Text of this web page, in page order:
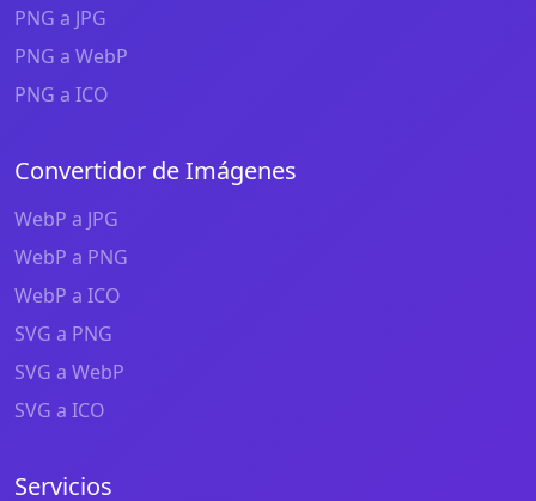
PNG a JPG
PNG a WebP
PNG a ICO
Convertidor de Imágenes
WebP a JPG
WebP a PNG
WebP a ICO
SVG a PNG
SVG a WebP
SVG a ICO
Servicios